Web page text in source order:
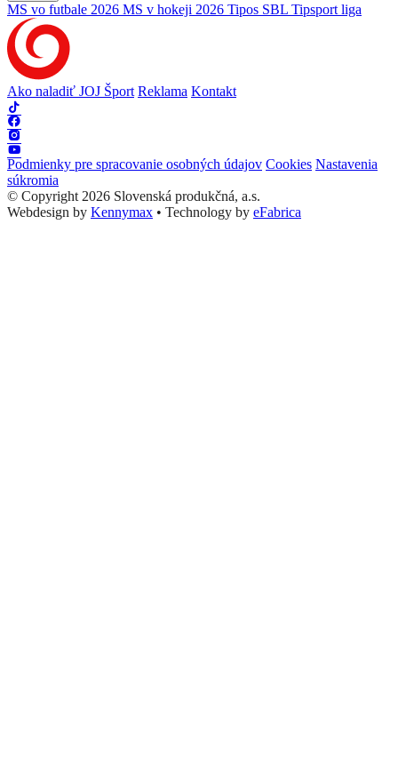
MS vo futbale 2026 MS v hokeji 2026 Tipos SBL Tipsport liga
Ako naladiť JOJ Šport Reklama Kontakt
Podmienky pre spracovanie osobných údajov Cookies Nastavenia
súkromia
© Copyright 2026 Slovenská produkčná, a.s.
Webdesign by Kennymax • Technology by eFabrica